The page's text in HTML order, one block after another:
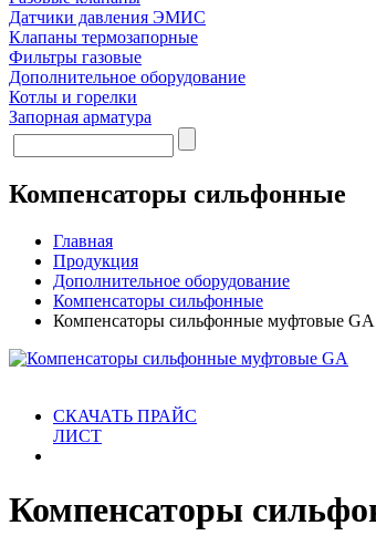
Датчики давления ЭМИС
Клапаны термозапорные
Фильтры газовые
Дополнительное оборудование
Котлы и горелки
Запорная арматура
Компенсаторы сильфонные
Главная
Продукция
Дополнительное оборудование
Компенсаторы сильфонные
Компенсаторы сильфонные муфтовые GA
СКАЧАТЬ ПРАЙС
ЛИСТ
Компенсаторы